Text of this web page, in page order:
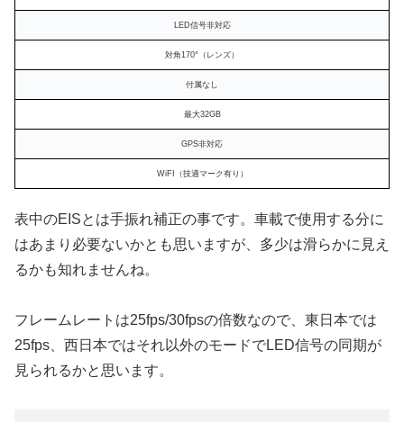
LED信号非対応
対角170°（レンズ）
付属なし
最大32GB
GPS非対応
WiFI（技適マーク有り）
表中のEISとは手振れ補正の事です。車載で使用する分に
はあまり必要ないかとも思いますが、多少は滑らかに見え
るかも知れませんね。
フレームレートは25fps/30fpsの倍数なので、東日本では
25fps、西日本ではそれ以外のモードでLED信号の同期が
見られるかと思います。